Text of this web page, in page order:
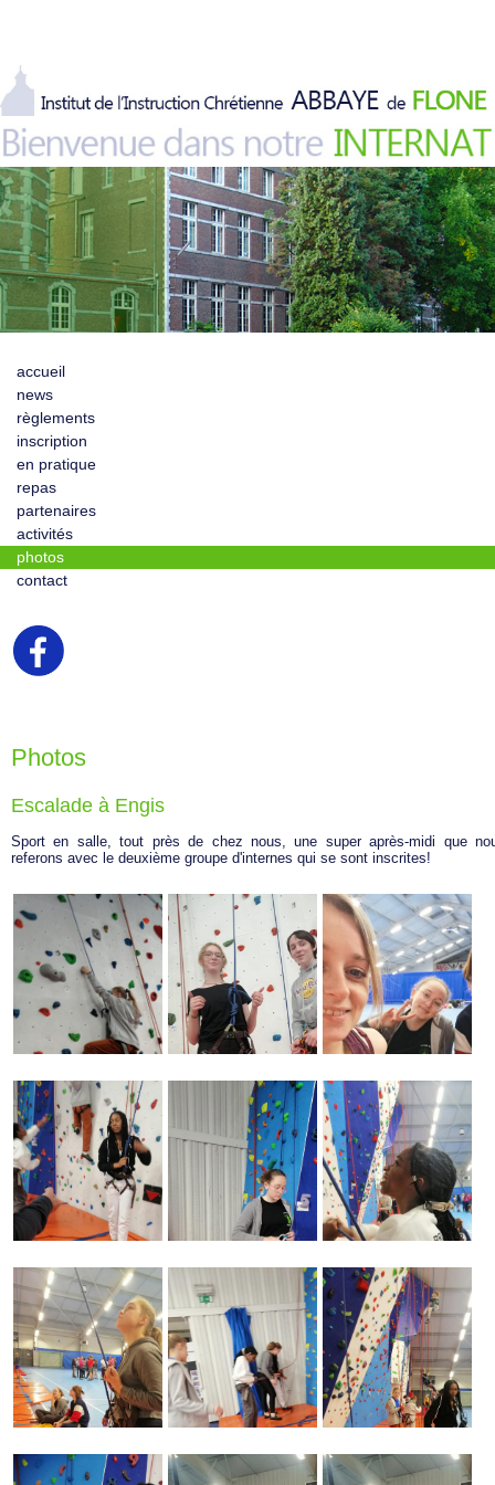
accueil
news
règlements
inscription
en pratique
repas
partenaires
activités
photos
contact
Photos
Escalade à Engis
Sport en salle, tout près de chez nous, une super après-midi que
referons avec le deuxième groupe d'internes qui se sont inscrites!